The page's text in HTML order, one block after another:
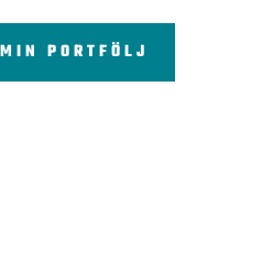
PORTFÖLJ